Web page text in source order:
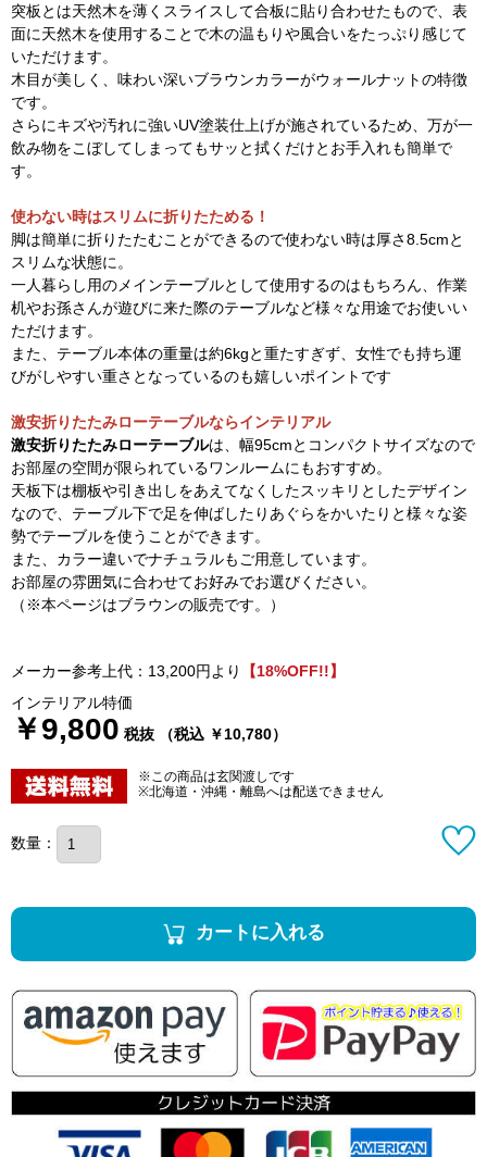
突板とは天然木を薄くスライスして合板に貼り合わせたもので、表
面に天然木を使用することで木の温もりや風合いをたっぷり感じて
いただけます。
木目が美しく、味わい深いブラウンカラーがウォールナットの特徴
です。
さらにキズや汚れに強いUV塗装仕上げが施されているため、万が一
飲み物をこぼしてしまってもサッと拭くだけとお手入れも簡単で
す。
使わない時はスリムに折りたためる！
脚は簡単に折りたたむことができるので使わない時は厚さ8.5cmと
スリムな状態に。
一人暮らし用のメインテーブルとして使用するのはもちろん、作業
机やお孫さんが遊びに来た際のテーブルなど様々な用途でお使いい
ただけます。
また、テーブル本体の重量は約6kgと重たすぎず、女性でも持ち運
びがしやすい重さとなっているのも嬉しいポイントです
激安折りたたみローテーブルならインテリアル
激安折りたたみローテーブルは、幅95cmとコンパクトサイズなので
お部屋の空間が限られているワンルームにもおすすめ。
天板下は棚板や引き出しをあえてなくしたスッキリとしたデザイン
なので、テーブル下で足を伸ばしたりあぐらをかいたりと様々な姿
勢でテーブルを使うことができます。
また、カラー違いでナチュラルもご用意しています。
お部屋の雰囲気に合わせてお好みでお選びください。
（※本ページはブラウンの販売です。）
メーカー参考上代：13,200円より
【18%OFF!!】
インテリアル特価
￥9,800 税抜 （税込 ￥10,780）
※この商品は玄関渡しです
※北海道・沖縄・離島へは配送できません
数量：
カートに入れる